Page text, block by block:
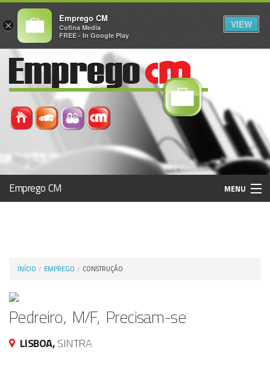
Emprego CM MENU
INÍCIO EMPREGO CONSTRUÇÃO
Pedreiro, M/F, Precisam-se
LISBOA,SINTRA
×
Emprego CM
Cofina Media
FREE - In Google Play
VIEW